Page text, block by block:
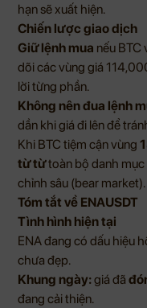
hạn sẽ xuất hiện.
Chiến lược giao dịch
Giữ lệnh mua nếu BTC
dõi các vùng giá
lời từng phần.
Không nên đua lệnh
dần khi giá đi lên để
Khi BTC tiệm cận vùng
từ từtoàn bộ danh mục
chỉnh sâu (bear market).
Tóm tắt về ENAUSDT
Tình hình hiện tại
ENA đang có dấu hiệu
chưa đẹp.
Khung ngày:giá đã
đang cải thiện.